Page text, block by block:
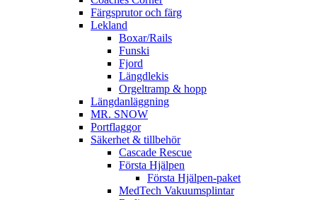
Färgsprutor och färg
Lekland
Boxar/Rails
Funski
Fjord
Längdlekis
Orgeltramp & hopp
Längdanläggning
MR. SNOW
Portflaggor
Säkerhet & tillbehör
Cascade Rescue
Första Hjälpen
Första Hjälpen-paket
MedTech Vakuumsplintar